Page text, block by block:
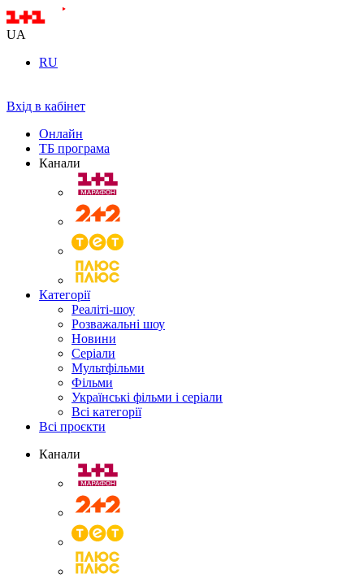
UA
RU
Вхід в кабінет
Онлайн
ТБ програма
Канали
Категорії
Реаліті-шоу
Розважальні шоу
Новини
Серіали
Мультфільми
Фільми
Українські фільми і серіали
Всі категорії
Всі проєкти
Канали